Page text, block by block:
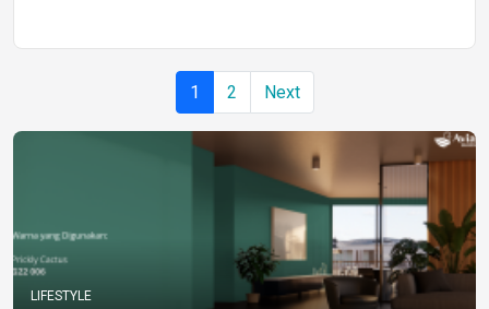
1 2 Next
LIFESTYLE